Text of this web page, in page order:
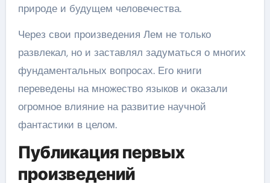
природе и будущем человечества.
Через свои произведения Лем не только
развлекал, но и заставлял задуматься о многих
фундаментальных вопросах. Его книги
переведены на множество языков и оказали
огромное влияние на развитие научной
фантастики в целом.
Публикация первых
произведений